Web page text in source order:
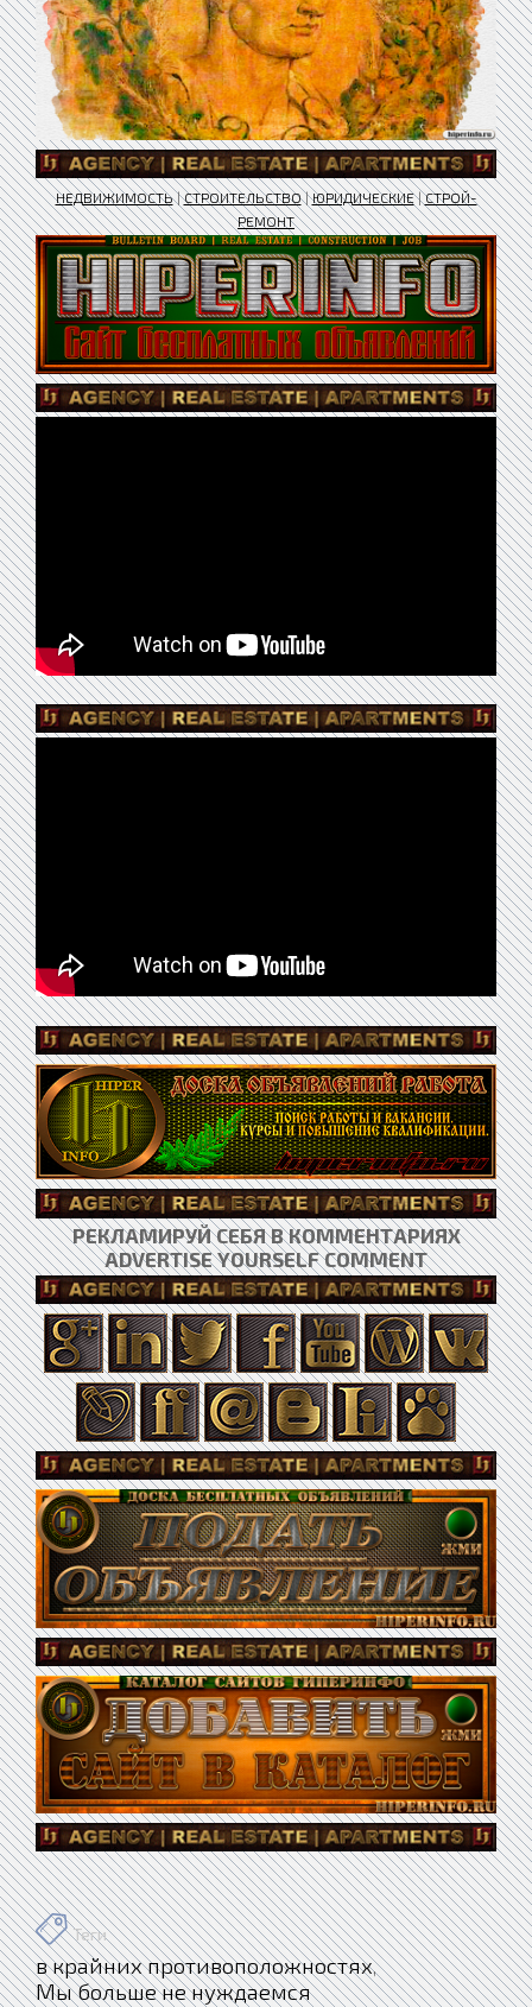
НЕДВИЖИМОСТЬ|СТРОИТЕЛЬСТВО|ЮРИДИЧЕСКИЕ|СТРОЙ-
РЕМОНТ
РЕКЛАМИРУЙ СЕБЯ В КОММЕНТАРИЯХ
ADVERTISE YOURSELF COMMENT
Теги
в крайних противоположностях,
Мы больше не нуждаемся